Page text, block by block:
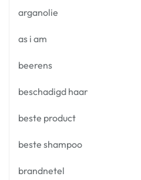
arganolie
as i am
beerens
beschadigd haar
beste product
beste shampoo
brandnetel